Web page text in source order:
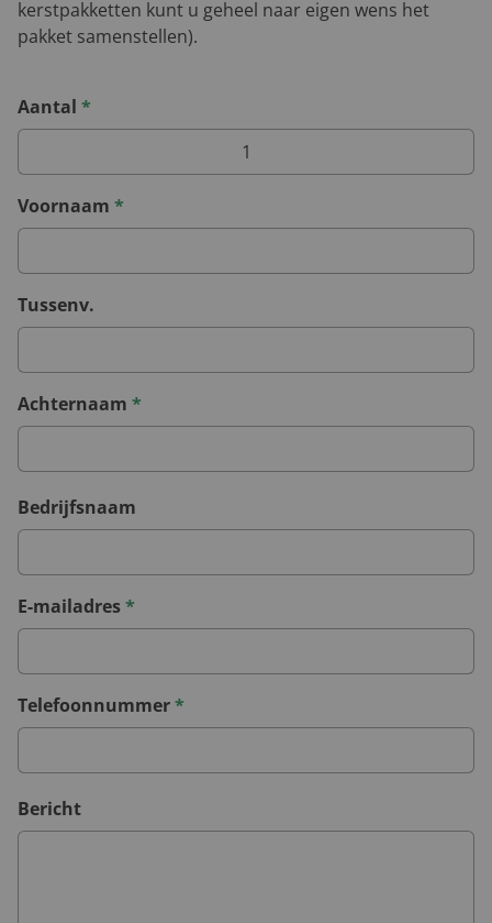
kerstpakketten kunt u geheel naar eigen wens het
pakket samenstellen).
Aantal *
Voornaam *
Tussenv.
Achternaam *
Bedrijfsnaam
E-mailadres*
Telefoonnummer*
Bericht